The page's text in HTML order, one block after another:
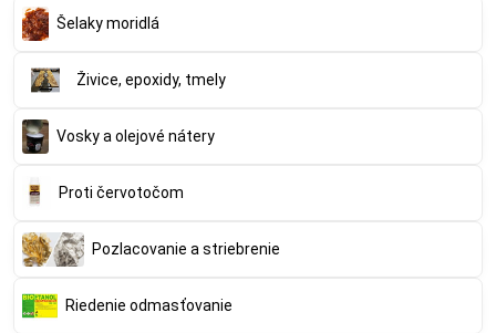
Šelaky moridlá
Živice, epoxidy, tmely
Vosky a olejové nátery
Proti červotočom
Pozlacovanie a striebrenie
Riedenie odmasťovanie